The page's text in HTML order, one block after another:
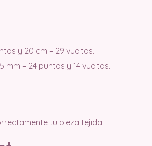
y 20 cm = 29 vueltas.
= 24 puntos y 14 vueltas.
tu pieza tejida.